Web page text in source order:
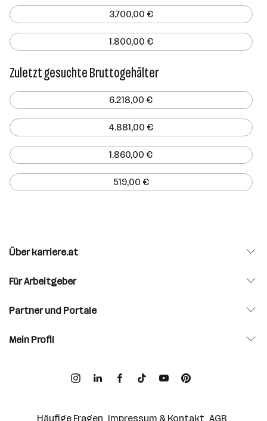
3.700,00 €
1.800,00 €
Zuletzt gesuchte Bruttogehälter
6.218,00 €
4.881,00 €
1.860,00 €
519,00 €
Über karriere.at
Für Arbeitgeber
Partner und Portale
Mein Profil
Häufige Fragen Impressum & Kontakt AGB